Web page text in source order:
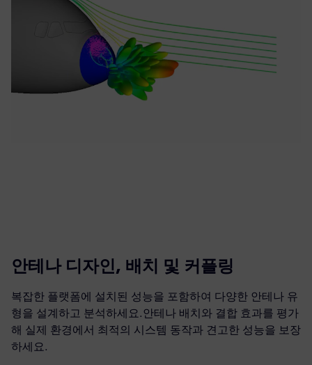
안테나 디자인, 배치 및 커플링
복잡한 플랫폼에 설치된 성능을 포함하여 다양한 안테나 유
형을 설계하고 분석하세요.안테나 배치와 결합 효과를 평가
해 실제 환경에서 최적의 시스템 동작과 견고한 성능을 보장
하세요.